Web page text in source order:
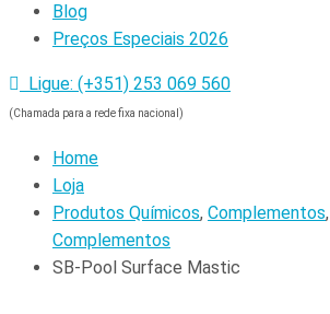
Blog
Preços Especiais 2026
Ligue: (+351) 253 069 560
(Chamada para a rede fixa nacional)
Home
Loja
Produtos Químicos, Complementos,
Complementos
SB-Pool Surface Mastic